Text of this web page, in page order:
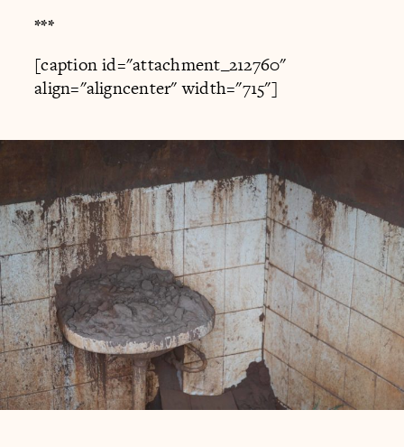
***
[caption id="attachment_212760"
align="aligncenter" width="715"]